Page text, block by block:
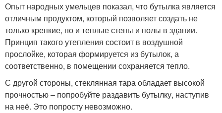
Опыт народных умельцев показал, что бутылка является
отличным продуктом, который позволяет создать не
только крепкие, но и теплые стены и полы в здании.
Принцип такого утепления состоит в воздушной
прослойке, которая формируется из бутылок, а
соответственно, в помещении сохраняется тепло.
С другой стороны, стеклянная тара обладает высокой
прочностью – попробуйте раздавить бутылку, наступив
на неё. Это попросту невозможно.